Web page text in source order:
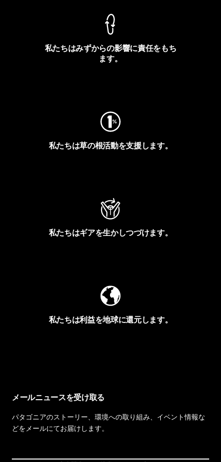
私たちはみずからの影響に責任をもち
ます。
私たちは草の根活動を支援します。
私たちはギアを生かしつづけます。
私たちは利益を地球に還元します。
メールニュースを受け取る
パタゴニアのストーリー、環境への取り組み、イベント情報な
どをメールにてお届けします。